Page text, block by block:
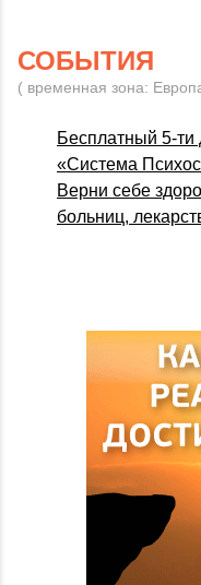
СОБЫТИЯ
( временная зона:
Бесплатный 5-
«Система
Верни себе
больниц,